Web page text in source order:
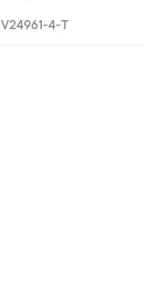
V24961-4-T